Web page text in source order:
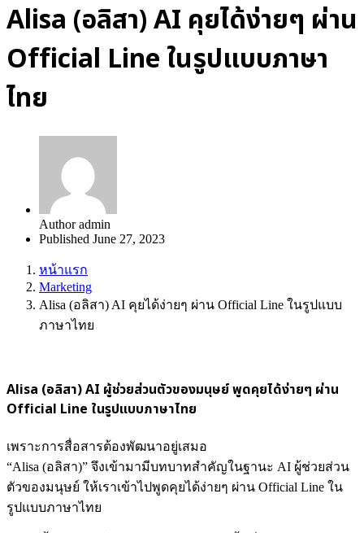
Alisa (อลิสา) AI คุยได้ง่ายๆ ผ่าน
Official Line ในรูปแบบภาษา
ไทย
Author admin
Published June 27, 2023
หน้าแรก
Marketing
Alisa (อลิสา) AI คุยได้ง่ายๆ ผ่าน Official Line ในรูปแบบ
ภาษาไทย
Alisa (อลิสา) AI ผู้ช่วยส่วนตัวของมนุษย์พูดคุยได้ง่ายๆ ผ่าน
Official Line ในรูปแบบภาษาไทย
เพราะการสื่อสารต้องพัฒนาอยู่เสมอ
“Alisa (อลิสา)” จึงเข้ามามีบทบาทสำคัญในฐานะ AI ผู้ช่วยส่วน
ตัวของมนุษย์ ให้เราเข้าไปพูดคุยได้ง่ายๆ ผ่าน Official Line ใน
รูปแบบภาษาไทย